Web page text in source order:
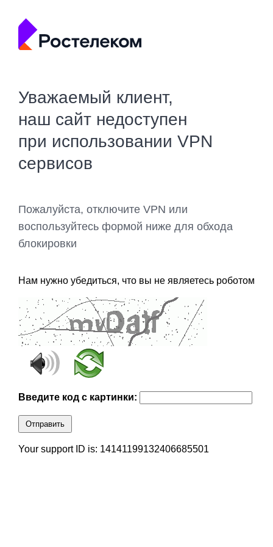
Уважаемый клиент,
наш сайт недоступен
при использовании VPN
сервисов
Пожалуйста, отключите VPN или
воспользуйтесь формой ниже для обхода
блокировки
Нам нужно убедиться, что вы не являетесь роботом
Введите код с картинки:
Отправить
Your support ID is: 14141199132406685501